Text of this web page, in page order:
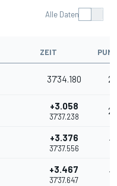
Alle Daten
ZEIT
37'34.180 25
+3.058
37'37.238
20
+3.376
37'37.556
16
+3.467
37'37.647
13